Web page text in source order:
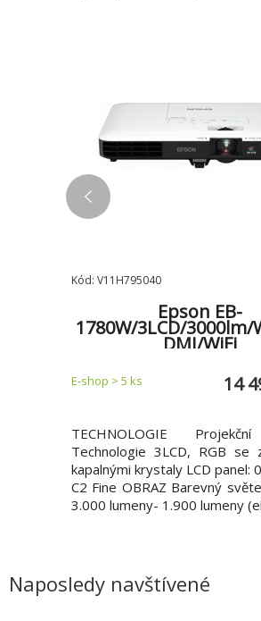
Kód: V11H795040
Epson EB-
1780W/3LCD/3000lm/
DMI/WiFi
E-shop > 5 ks 14
TECHNOLOGIE
Technologie 3LCD, RGB se
kapalnými krystaly LCD panel:
C2 Fine OBRAZ Barevný
3.000 lumeny- 1.900 lumeny
HD ready Poměr
Naposledy navštívené